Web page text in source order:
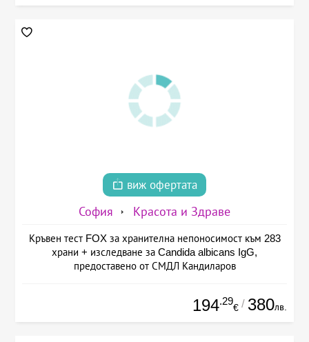
виж офертата
София Красота и Здраве
Кръвен тест FOX за хранителна непоносимост към 283
храни + изследване за Candida albicans IgG,
предоставено от СМДЛ Кандиларов
194.29
€ / 380лв.